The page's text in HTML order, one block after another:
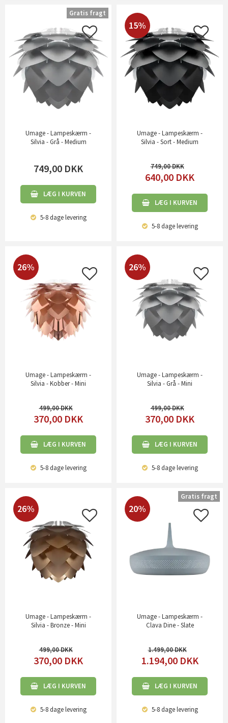
Umage - Lampeskærm -
Silvia - Grå - Medium
749,00 DKK
LÆG I KURVEN
5-8 dagelevering
Gratis fragt
15%
Umage - Lampeskærm -
Silvia - Sort - Medium
749,00
640,00 DKK
LÆG I KURVEN
5-8 dagelevering
26%
Umage - Lampeskærm -
Silvia - Kobber - Mini
499,00
370,00 DKK
LÆG I KURVEN
5-8 dagelevering
26%
Umage - Lampeskærm -
Silvia - Grå - Mini
499,00
370,00 DKK
LÆG I KURVEN
5-8 dagelevering
26%
Umage - Lampeskærm -
Silvia - Bronze - Mini
499,00
370,00 DKK
LÆG I KURVEN
5-8 dagelevering
20%
Umage - Lampeskærm -
Clava Dine - Slate
1.499,00
1.194,00 DKK
LÆG I KURVEN
5-8 dagelevering
Gratis fragt